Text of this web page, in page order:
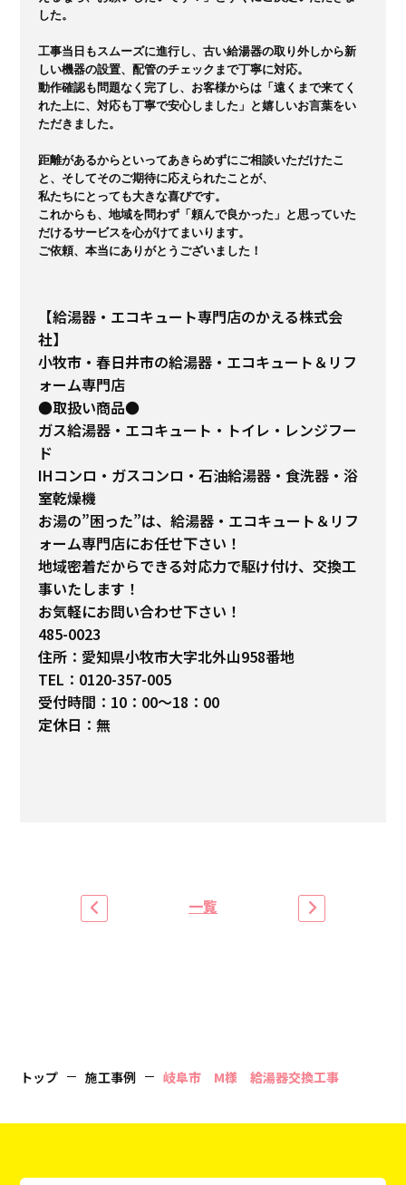
した。
工事当日もスムーズに進行し、古い給湯器の取り外しから新
しい機器の設置、配管のチェックまで丁寧に対応。
動作確認も問題なく完了し、お客様からは「遠くまで来てく
れた上に、対応も丁寧で安心しました」と嬉しいお言葉をい
ただきました。
距離があるからといってあきらめずにご相談いただけたこ
と、そしてそのご期待に応えられたことが、
私たちにとっても大きな喜びです。
これからも、地域を問わず「頼んで良かった」と思っていた
だけるサービスを心がけてまいります。
【給湯器・エコキュート専門店のかえる株式会
社】
小牧市・春日井市の給湯器・エコキュート＆リフ
ォーム専門店
●取扱い商品●
ガス給湯器・エコキュート・トイレ・レンジフー
ド
IHコンロ・ガスコンロ・石油給湯器・食洗器・浴
室乾燥機
お湯の”困った”は、給湯器・エコキュート＆リフ
ォーム専門店にお任せ下さい！
地域密着だからできる対応力で駆け付け、交換工
事いたします！
お気軽にお問い合わせ下さい！
485-0023
住所：愛知県小牧市大字北外山958番地
TEL：0120-357-005
受付時間：10：00～18：00
定休日：無
一覧
トップ 施工事例 岐阜市 M様 給湯器交換工事